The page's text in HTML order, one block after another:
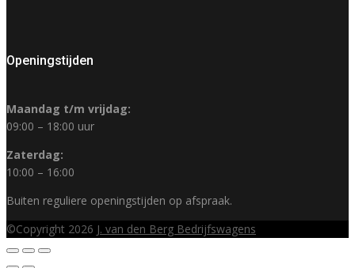
Openingstijden
Maandag t/m vrijdag:
09:00 – 18:00 uur
Zaterdag:
10:00 – 16:00
Buiten reguliere openingstijden op afspraak.
©Copyright 2026 J. van den Berg Bedrijfswagens